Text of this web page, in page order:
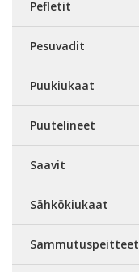
Pefletit
Pesuvadit
Puukiukaat
Puutelineet
Saavit
Sähkökiukaat
Sammutuspeitteet